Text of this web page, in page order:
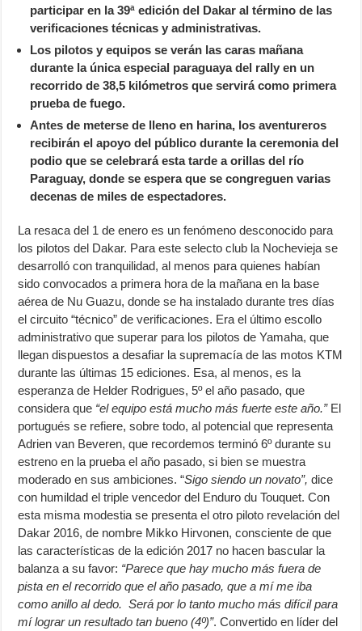
participar en la 39ª edición del Dakar al término de las
verificaciones técnicas y administrativas.
Los pilotos y equipos se verán las caras mañana
durante la única especial paraguaya del rally en un
recorrido de 38,5 kilómetros que servirá como primera
prueba de fuego.
Antes de meterse de lleno en harina, los aventureros
recibirán el apoyo del público durante la ceremonia del
podio que se celebrará esta tarde a orillas del río
Paraguay, donde se espera que se congreguen varias
decenas de miles de espectadores.
La resaca del 1 de enero es un fenómeno desconocido para
los pilotos del Dakar. Para este selecto club la Nochevieja se
desarrolló con tranquilidad, al menos para quienes habían
sido convocados a primera hora de la mañana en la base
aérea de Nu Guazu, donde se ha instalado durante tres días
el circuito “técnico” de verificaciones. Era el último escollo
administrativo que superar para los pilotos de Yamaha, que
llegan dispuestos a desafiar la supremacía de las motos KTM
durante las últimas 15 ediciones. Esa, al menos, es la
esperanza de Helder Rodrigues, 5º el año pasado, que
considera que “el equipo está mucho más fuerte este año.” El
portugués se refiere, sobre todo, al potencial que representa
Adrien van Beveren, que recordemos terminó 6º durante su
estreno en la prueba el año pasado, si bien se muestra
moderado en sus ambiciones. “Sigo siendo un novato”,dice
con humildad el triple vencedor del Enduro du Touquet. Con
esta misma modestia se presenta el otro piloto revelación del
Dakar 2016, de nombre Mikko Hirvonen, consciente de que
las características de la edición 2017 no hacen bascular la
balanza a su favor: “Parece que hay mucho más fuera de
pista en el recorrido que el año pasado, que a mí me iba
como anillo al dedo. Será por lo tanto mucho más difícil para
mí lograr un resultado tan bueno (4º)”. Convertido en líder del